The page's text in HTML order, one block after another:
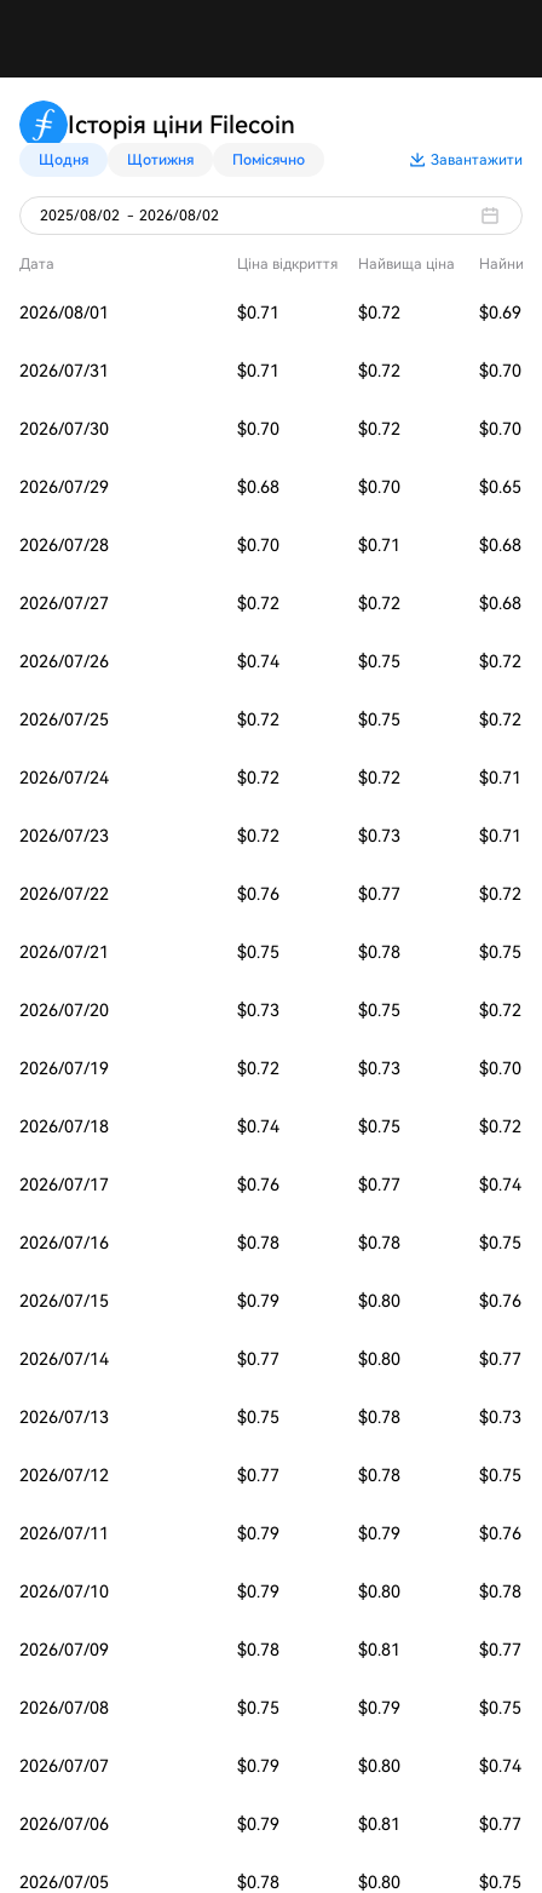
Історія ціни Filecoin
Щодня Щотижня Помісячно Завантажити
2025/08/02 - 2026/08/02
Дата Ціна відкриття Найвища ціна
2026/08/01 $0.71 $0.72 $0.69
2026/07/31 $0.71 $0.72 $0.70
2026/07/30 $0.70 $0.72 $0.70
2026/07/29 $0.68 $0.70 $0.65
2026/07/28 $0.70 $0.71 $0.68
2026/07/27 $0.72 $0.72 $0.68
2026/07/26 $0.74 $0.75 $0.72
2026/07/25 $0.72 $0.75 $0.72
2026/07/24 $0.72 $0.72 $0.71
2026/07/23 $0.72 $0.73 $0.71
2026/07/22 $0.76 $0.77 $0.72
2026/07/21 $0.75 $0.78 $0.75
2026/07/20 $0.73 $0.75 $0.72
2026/07/19 $0.72 $0.73 $0.70
2026/07/18 $0.74 $0.75 $0.72
2026/07/17 $0.76 $0.77 $0.74
2026/07/16 $0.78 $0.78 $0.75
2026/07/15 $0.79 $0.80 $0.76
2026/07/14 $0.77 $0.80 $0.77
2026/07/13 $0.75 $0.78 $0.73
2026/07/12 $0.77 $0.78 $0.75
2026/07/11 $0.79 $0.79 $0.76
2026/07/10 $0.79 $0.80 $0.78
2026/07/09 $0.78 $0.81 $0.77
2026/07/08 $0.75 $0.79 $0.75
2026/07/07 $0.79 $0.80 $0.74
2026/07/06 $0.79 $0.81 $0.77
2026/07/05 $0.78 $0.80 $0.75